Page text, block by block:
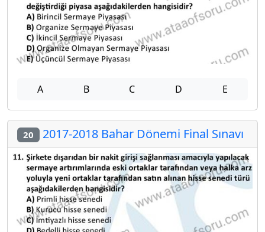
A B C D E
20 2017-2018 Bahar Dönemi Final Sınavı